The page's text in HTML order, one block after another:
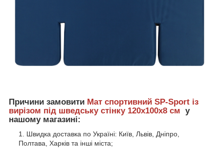
Причини замовити Мат спортивний SP-Sport із
вирізом під шведську стінку 120x100x8 см у
нашому магазині:
Швидка доставка по Україні: Київ, Львів, Дніпро,
Полтава, Харків та інші міста;